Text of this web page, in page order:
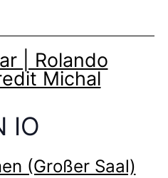
IO
(Großer Saal)